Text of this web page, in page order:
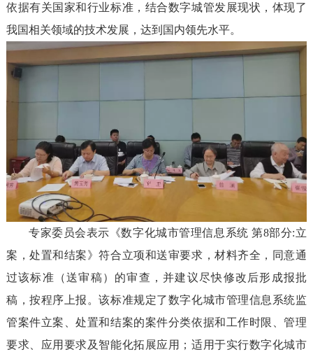
依据有关国家和行业标准，结合数字城管发展现状，体现了
我国相关领域的技术发展，达到国内领先水平。
专家委员会表示《数字化城市管理信息系统 第8部分:立
案，处置和结案》符合立项和送审要求，材料齐全，同意通
过该标准（送审稿）的审查，并建议尽快修改后形成报批
稿，按程序上报。该标准规定了数字化城市管理信息系统监
管案件立案、处置和结案的案件分类依据和工作时限、管理
要求、应用要求及智能化拓展应用；适用于实行数字化城市